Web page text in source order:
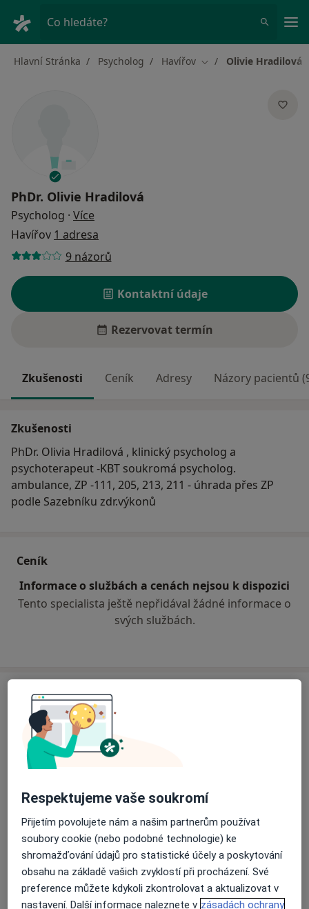
Co hledáte?
Hlavní Stránka Psycholog Havířov Změna města
Olivie Hradilová
PhDr. Olivie Hradilová
Psycholog · Více
Havířov 1 adresa
9 názorů
Kontaktní údaje
Rezervovat termín
Zkušenosti Ceník Adresy Názory pacientů
Zkušenosti
PhDr. Olivia Hradilová , klinický psycholog a
psychoterapeut -KBT soukromá psycholog.
ambulance, ZP -111, 205, 213, 211 - úhrada přes ZP
podle Sazebníku zdr.výkonů
Ceník
Informace o službách a cenách nejsou k dispozici
Tento specialista ještě nepřidával žádné informace o
svých službách.
Adresa
Zařízení klinické psychologie
Místní 9, Havířov
se otevře v nové záložce
Dostupnost
Na této adrese online kalendář není aktivní
Co mám v takové situaci udělat?
Způsoby platby (soukromé návštěvy)
Na teto adrese lékař přijímá pacienty na pojišťovnu
Respektujeme vaše soukromí
Přijetím povolujete nám a našim partnerům používat
soubory cookie (nebo podobné technologie) ke
shromažďování údajů pro statistické účely a poskytování
obsahu na základě vašich zvyklostí při procházení. Své
preference můžete kdykoli zkontrolovat a aktualizovat v
nastavení. Další informace naleznete v zásadách ochrany